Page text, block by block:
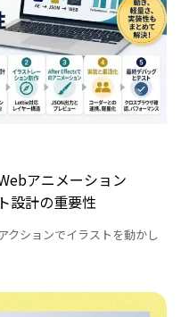
アニメーション
設計の重要性
クションでイラストを動かし